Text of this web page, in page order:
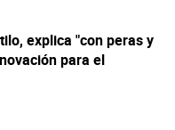
explica "con peras y
para el